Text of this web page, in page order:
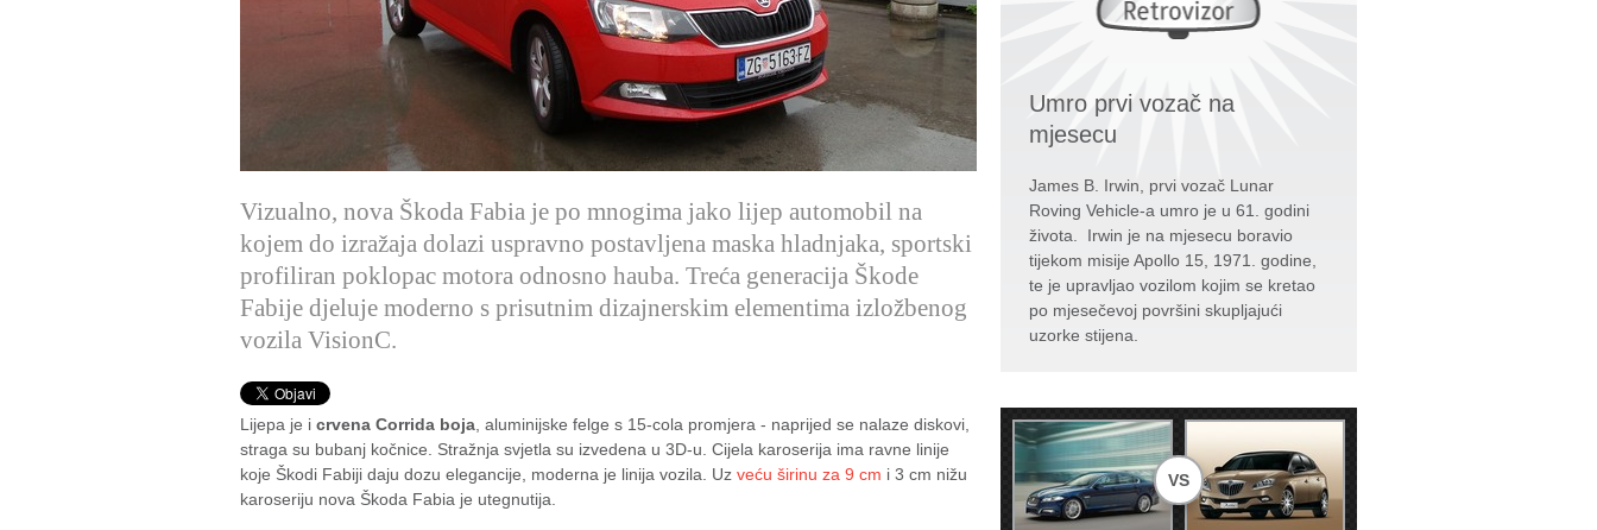
Vizualno, nova Škoda Fabia je po mnogima jako lijep automobil na
kojem do izražaja dolazi uspravno postavljena maska hladnjaka, sportski
profiliran poklopac motora odnosno hauba. Treća generacija Škode
Fabije djeluje moderno s prisutnim dizajnerskim elementima izložbenog
vozila VisionC.
Lijepa je i crvena Corrida boja , aluminijske felge s 15-cola promjera - naprijed se nalaze diskovi,
straga su bubanj kočnice. Stražnja svjetla su izvedena u 3D-u. Cijela karoserija ima ravne linije
koje Škodi Fabiji daju dozu elegancije, moderna je linija vozila. Uz veću širinu za 9 cm i 3 cm nižu
karoseriju nova Škoda Fabia je utegnutija.
Umro prvi vozač na
mjesecu
James B. Irwin, prvi vozač Lunar
Roving Vehicle-a umro je u 61. godini
života. Irwin je na mjesecu boravio
tijekom misije Apollo 15, 1971. godine,
te je upravljao vozilom kojim se kretao
po mjesečevoj površini skupljajući
uzorke stijena.
VS